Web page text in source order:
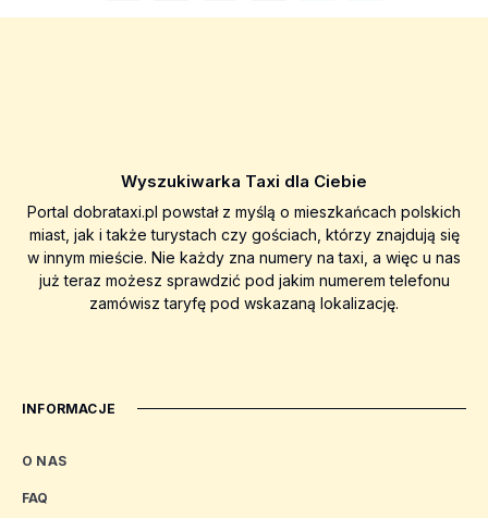
Wyszukiwarka Taxi dla Ciebie
Portal dobrataxi.pl powstał z myślą o mieszkańcach polskich
miast, jak i także turystach czy gościach, którzy znajdują się
w innym mieście. Nie każdy zna numery na taxi, a więc u nas
już teraz możesz sprawdzić pod jakim numerem telefonu
zamówisz taryfę pod wskazaną lokalizację.
INFORMACJE
O NAS
FAQ